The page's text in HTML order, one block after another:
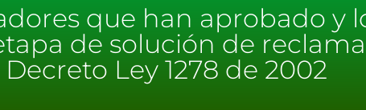
que han aprobado y
de solución de
Ley 1278 de 2002